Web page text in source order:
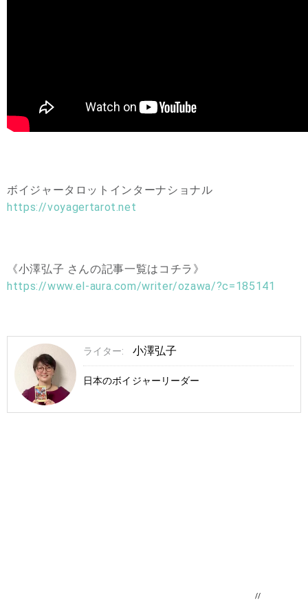
ボイジャータロットインターナショナル
https://voyagertarot.net
《小澤弘子 さんの記事一覧はコチラ》
https://www.el-aura.com/writer/ozawa/?c=185141
ライター: 小澤弘子
日本のボイジャーリーダー
//